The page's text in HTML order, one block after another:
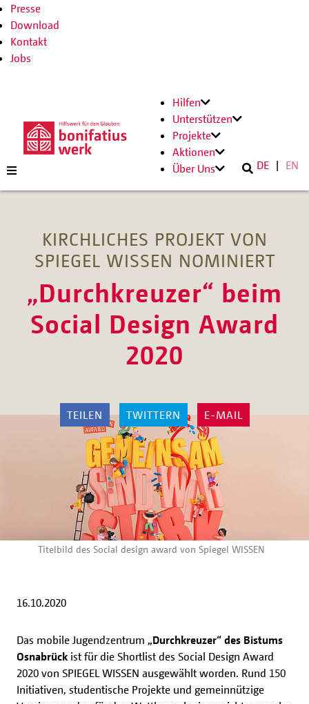
Presse
Download
Kontakt
Jobs
Hilfen
Unterstützen
Projekte
Aktionen
Über Uns
DE EN
KIRCHLICHES PROJEKT VON
SPIEGEL WISSEN NOMINIERT
„Durchkreuzer“ beim
Social Design Award
2020
TEILEN TWITTERN E-MAIL
Titelbild des Social design award von Spiegel WISSEN
16.10.2020
Das mobile Jugendzentrum „Durchkreuzer“ des Bistums
Osnabrück ist für die Shortlist des Social Design Award
2020 von SPIEGEL WISSEN ausgewählt worden. Rund 150
Initiativen, studentische Projekte und gemeinnützige